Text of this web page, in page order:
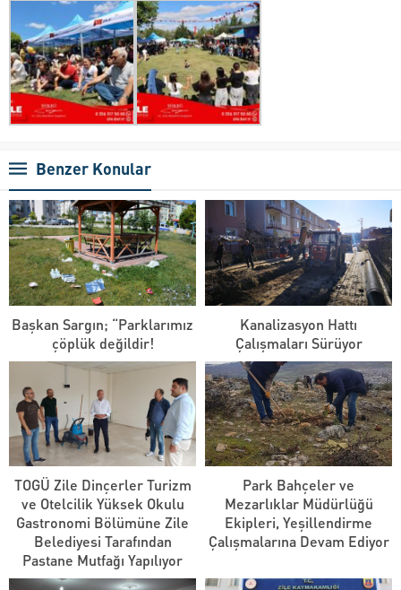
Benzer Konular
Başkan Sargın; “Parklarımız
çöplük değildir!
Kanalizasyon Hattı
Çalışmaları Sürüyor
TOGÜ Zile Dinçerler Turizm
ve Otelcilik Yüksek Okulu
Gastronomi Bölümüne Zile
Belediyesi Tarafından
Pastane Mutfağı Yapılıyor
Park Bahçeler ve
Mezarlıklar Müdürlüğü
Ekipleri, Yeşillendirme
Çalışmalarına Devam Ediyor